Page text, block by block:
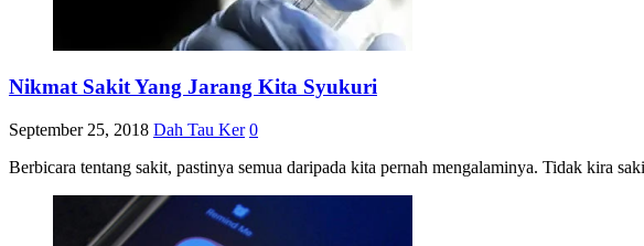
Nikmat Sakit Yang Jarang Kita Syukuri
September 25, 2018 Dah Tau Ker 0
Berbicara tentang sakit, pastinya semua daripada kita pernah mengalaminya. Tidak kira